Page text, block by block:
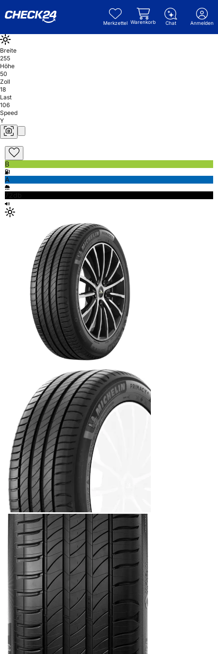
Merkzettel Warenkorb Chat Anmelden
Breite
255
Höhe
50
Zoll
18
Last
106
Speed
Y
B
A
72db